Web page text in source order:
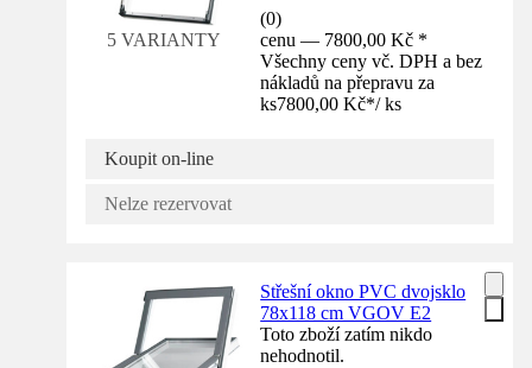
5 VARIANTY
(0)
cenu — 7800,00 Kč *
Všechny ceny vč. DPH a bez
nákladů na přepravu za
ks7800,00 Kč*/ ks
Koupit on-line
Nelze rezervovat
Střešní okno PVC dvojsklo
78x118 cm VGOV E2
Toto zboží zatím nikdo
nehodnotil.